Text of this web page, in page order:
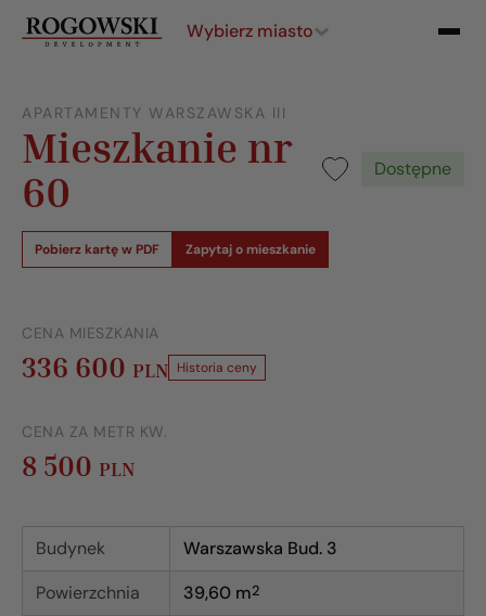
Wybierz miasto
APARTAMENTY WARSZAWSKA III
Mieszkanie nr
60
Dostępne
Pobierz kartę w PDF Zapytaj o mieszkanie
CENA MIESZKANIA
336 600 PLN Historia ceny
CENA ZA METR KW.
8 500 PLN
Budynek
Warszawska Bud. 3
Powierzchnia
39,60 m2